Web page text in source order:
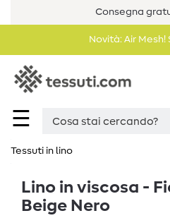
Consegna
Novità: Air
☰
Tessuti in lino
Lino in viscosa -
Beige Nero